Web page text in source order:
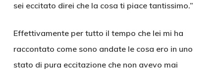
sei eccitato direi che la cosa ti piace tantissimo.”
Effettivamente per tutto il tempo che lei mi ha
raccontato come sono andate le cosa ero in uno
stato di pura eccitazione che non avevo mai